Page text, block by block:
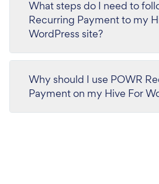
What steps do I need to
Recurring Payment to my
WordPress site?
Why should I use POWR
Payment on my Hive For